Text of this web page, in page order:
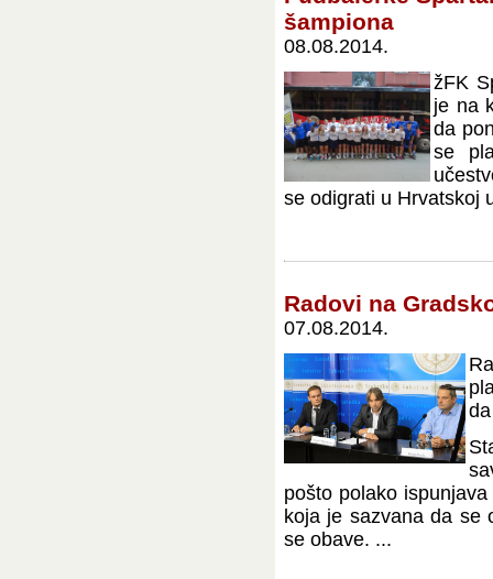
šampiona
08.08.2014.
žFK
je na
da
se
se odigrati u Hrvatskoj
Radovi na
07.08.2014.
pošto polako
koja je sazvana da se
se obave. ...